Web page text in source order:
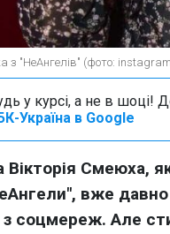
з "НеАнгелів" (фото:
у курсі, а не в шоці!
Україна в Google
Вікторія Смеюха,
вже
з соцмереж. Але